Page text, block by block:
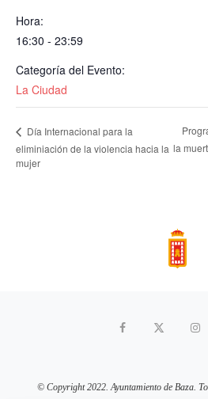
Hora:
16:30 - 23:59
Categoría del Evento:
La Ciudad
Día Internacional para la
eliminiación de la violencia hacia la
mujer
la
© Copyright 2022. Ayuntamiento de Baza.